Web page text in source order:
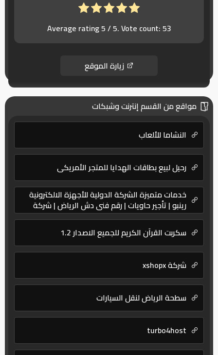
Average rating5/ 5. Vote count:53
زيارة الموقع
مواقع من القسم إنترنت وشبكات
النشاما للألعاب
رحيل لبيع بطاقات الهدايا للمتجر الأمريكي
خدمات متميزة الشركة الدولية للأجهزة الالكترونية
رينبو | تأجير حاويات | رقم فنى دش الرياض | شركة
نظافة | نقل عفش – بروتكتور
سكربت القرآن الكريم للجميع الاصدار 1.2
شركة xshopx
سطحة الرياض لنقل السيارات
turbo4host